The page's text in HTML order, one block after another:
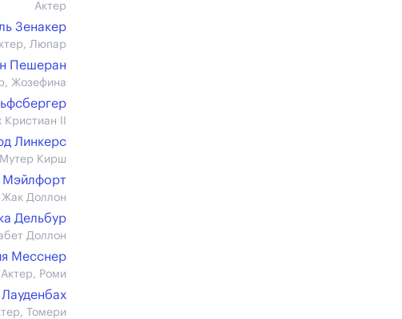
Актер
Зенакер
Люпар
Пешеран
Жозефина
II
Линкерс
Кирш
Мэйлфорт
Жак Доллон
Дельбур
Доллон
Месснер
Актер, Роми
Томери